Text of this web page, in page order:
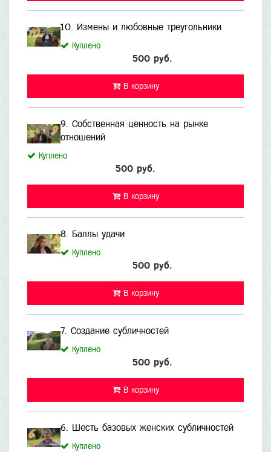
10. Измены и любовные треугольники
Куплено
500 руб.
В корзину
9. Собственная ценность на рынке
отношений
Куплено
500 руб.
В корзину
8. Баллы удачи
Куплено
500 руб.
В корзину
7. Создание субличностей
Куплено
500 руб.
В корзину
6. Шесть базовых женских субличностей
Куплено